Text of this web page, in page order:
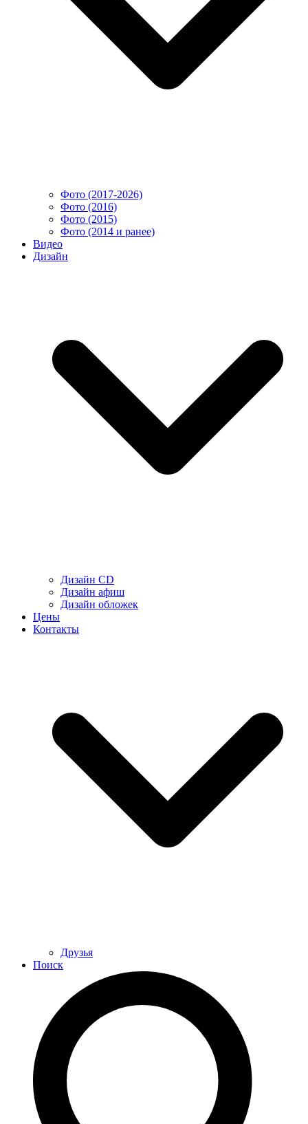
Фото (2017-2026)
Фото (2016)
Фото (2015)
Фото (2014 и ранее)
Видео
Дизайн
Дизайн CD
Дизайн афиш
Дизайн обложек
Цены
Контакты
Друзья
Поиск